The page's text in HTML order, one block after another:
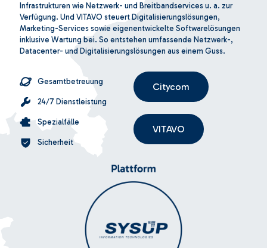
Infrastrukturen wie Netzwerk- und Breitbandservices u. a. zur
Verfügung. Und VITAVO steuert Digitalisierungslösungen,
Marketing-Services sowie eigenentwickelte Softwarelösungen
inklusive Wartung bei. So entstehen umfassende Netzwerk-,
Datacenter- und Digitalisierungslösungen aus einem Guss.
Gesamtbetreuung
24/7 Dienstleistung
Spezialfälle
Sicherheit
Citycom
VITAVO